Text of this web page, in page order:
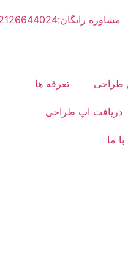
مشاوره رایگان:02126644024
طراحی تعرفه ها
دریافت اپ طراحی
ما